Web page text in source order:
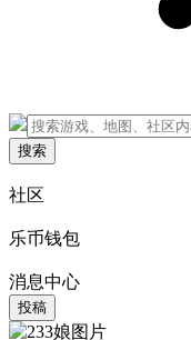
搜索
社区
乐币钱包
消息中心
投稿